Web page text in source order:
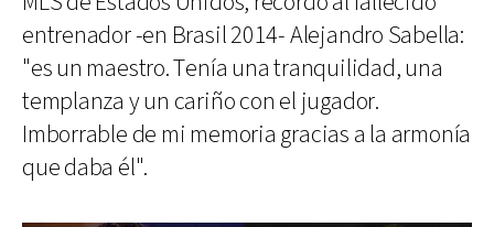
entrenador -en Brasil 2014- Alejandro Sabella:
"es un maestro. Tenía una tranquilidad, una
templanza y un cariño con el jugador.
Imborrable de mi memoria gracias a la armonía
que daba él".